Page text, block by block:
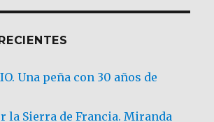
Una peña con 30 años de
la Sierra de Francia. Miranda